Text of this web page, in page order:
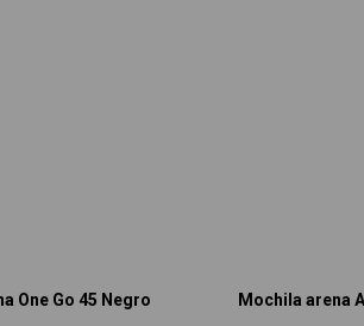
One Go 45 Negro Mochila arena